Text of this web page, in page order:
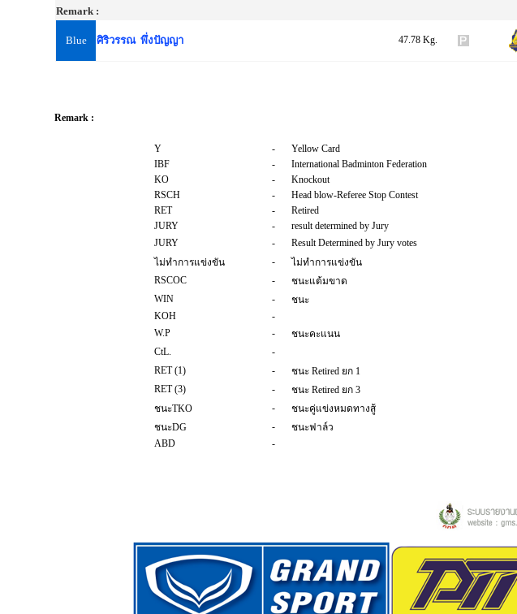
Remark :
Blue ศิริวรรณ พึ่งปัญญา 47.78 Kg.
Remark :
Y - Yellow Card
IBF
- International Badminton Federation
KO
- Knockout
RSCH
- Head blow-Referee Stop Contest
RET
- Retired
JURY
- result determined by Jury
JURY
- Result Determined by Jury votes
ไม่ทำการแข่งขัน
- ไม่ทำการแข่งขัน
RSCOC
- ชนะแต้มขาด
WIN
- ชนะ
KOH
-
W.P
- ชนะคะแนน
CtL.
-
RET (1)
- ชนะ Retired ยก 1
RET (3)
- ชนะ Retired ยก 3
ชนะTKO
- ชนะคู่แข่งหมดทางสู้
ชนะDG
- ชนะฟาล์ว
ABD
-